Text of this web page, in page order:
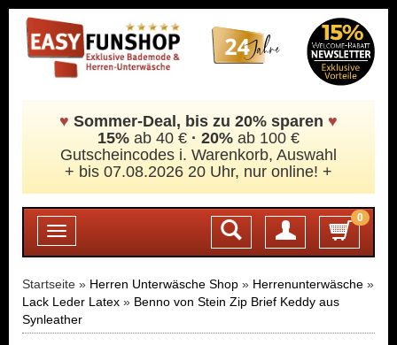
♥ Sommer-Deal, bis zu 20% sparen ♥
15% ab 40 € · 20% ab 100 €
Gutscheincodes i. Warenkorb, Auswahl
+ bis 07.08.2026 20 Uhr, nur online! +
Toggle
navigation
0
Login
Startseite » Herren Unterwäsche Shop » Herrenunterwäsche »
Lack Leder Latex » Benno von Stein Zip Brief Keddy aus
Synleather